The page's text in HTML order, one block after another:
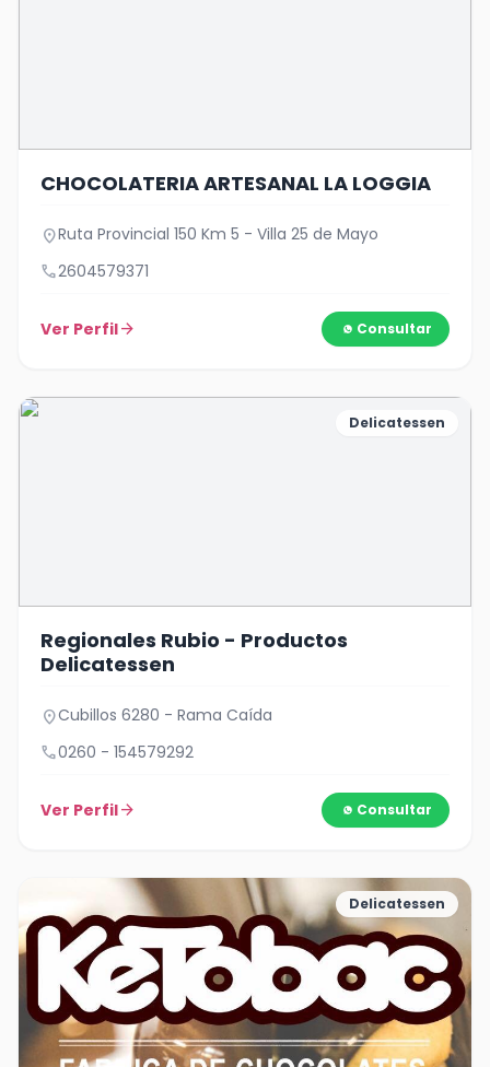
CHOCOLATERIA ARTESANAL LA LOGGIA
location_onRuta Provincial 150 Km 5 - Villa 25 de Mayo
call2604579371
Ver Perfilarrow_forward Consultar
Delicatessen
Regionales Rubio - Productos
Delicatessen
location_onCubillos 6280 - Rama Caída
call0260 - 154579292
Ver Perfilarrow_forward Consultar
Delicatessen